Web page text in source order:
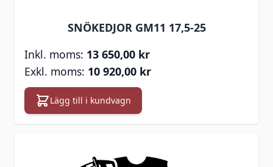
SNÖKEDJOR GM11 17,5-25
13 650,00 kr
10 920,00 kr
Lägg till i kundvagn